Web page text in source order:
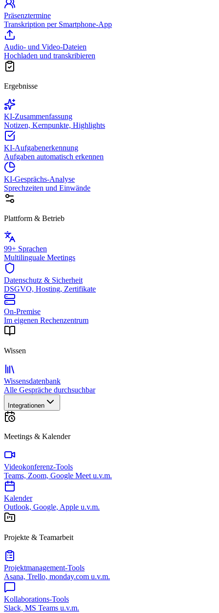
Präsenztermine
Transkription per Smartphone-App
Audio- und Video-Dateien
Hochladen und transkribieren
Ergebnisse
KI-Zusammenfassung
Notizen, Kernpunkte, Highlights
KI-Aufgabenerkennung
Aufgaben automatisch erkennen
KI-Gesprächs-Analyse
Sprechzeiten und Einwände
Plattform & Betrieb
99+ Sprachen
Multilinguale Meetings
Datenschutz & Sicherheit
DSGVO, Hosting, Zertifikate
On-Premise
Im eigenen Rechenzentrum
Wissen
Wissensdatenbank
Alle Gespräche durchsuchbar
Integrationen
Meetings & Kalender
Videokonferenz-Tools
Teams, Zoom, Google Meet u.v.m.
Kalender
Outlook, Google, Apple u.v.m.
Projekte & Teamarbeit
Projektmanagement-Tools
Asana, Trello, monday.com u.v.m.
Kollaborations-Tools
Slack, MS Teams u.v.m.